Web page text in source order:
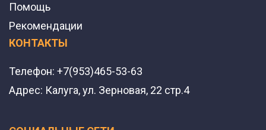
Помощь
Рекомендации
КОНТАКТЫ
Телефон: +7(953)465-53-63
Адрес: Калуга, ул. Зерновая, 22 стр.4